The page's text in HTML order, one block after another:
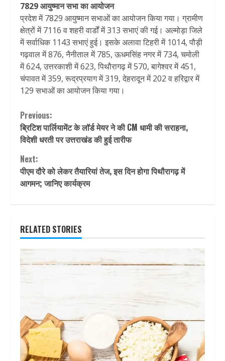
7829 आयुष्मान सभा का आयोजन
प्रदेश में 7829 आयुष्मान सभाओं का आयोजन किया गया। ग्रामीण
क्षेत्रों में 7116 व शहरी वार्डों में 313 सभाएं की गई। अल्मोड़ा जिले
में सर्वाधिक 1143 सभाएं हुई। इसके अलावा टिहरी में 1014, पौड़ी
गढ़वाल में 876, नैनीताल में 785, ऊधमसिंह नगर में 734, चमोली
में 624, उत्तरकाशी में 623, पिथौरागढ़ में 570, बागेश्वर में 451,
चंपावत में 359, रूद्रप्रयाग में 319, देहरादून में 202 व हरिद्वार में
129 सभाओं का आयोजन किया गया।
Continue
Reading
Previous:
ब्रिटिश पार्लियामेंट के लॉर्ड मेयर ने की CM धामी की सराहना,
विदेशी धरती पर उत्तराखंड की हुई तारीफ
Next:
पीएम दौरे को लेकर तैयारियां तेज, इस दिन होगा पिथौरागढ़ में
आगमन; जानिए कार्यक्रम
RELATED STORIES